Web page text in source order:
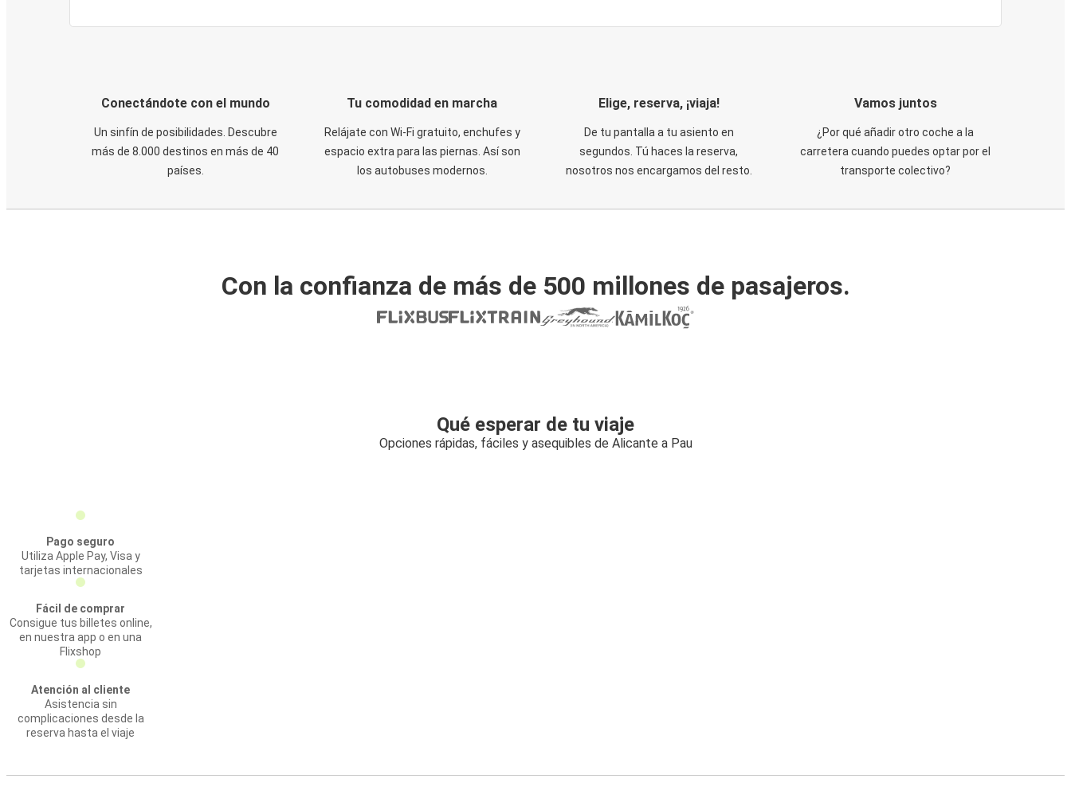
Conectándote con el mundo
Un sinfín de posibilidades. Descubre
más de 8.000 destinos en más de 40
países.
Tu comodidad en marcha
Relájate con Wi-Fi gratuito, enchufes y
espacio extra para las piernas. Así son
los autobuses modernos.
Elige, reserva, ¡viaja!
De tu pantalla a tu asiento en
segundos. Tú haces la reserva,
nosotros nos encargamos del resto.
Vamos juntos
¿Por qué añadir otro coche a la
carretera cuando puedes optar por el
transporte colectivo?
Con la confianza de más de 500 millones de pasajeros.
Qué esperar de tu viaje
Opciones rápidas, fáciles y asequibles de Alicante a Pau
Pago seguro
Utiliza Apple Pay, Visa y
tarjetas internacionales
Fácil de comprar
Consigue tus billetes online,
en nuestra app o en una
Flixshop
Atención al cliente
Asistencia sin
complicaciones desde la
reserva hasta el viaje